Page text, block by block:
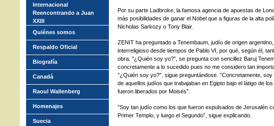
Por su parte Ladbroke, la famosa agencia de apuestas de
más posibilidades de ganar el Nobel que a figuras de la alta
Nicholas Sarkozy o Tony Blair.
ZENIT ha preguntado a Tenembaum, judío de origen
interreligioso desde tiempos de Pablo VI, por qué, según él,
obra. ”¿Quién soy yo?”, se pregunta con sencillez Baruj
concretamente a lo sucedido pues no me considero tan
”¿Quién soy yo?”, sigue preguntándose. ”Concretamente,
de aquellos judíos que trabajaban en Egipto bajo el látigo de
fueron liberados por Moisés”.
”Soy tan judío como los que fueron expulsados de Jerusalén
Primer Templo, y luego el Segundo”, sigue explicando.
Internacional
Reencontrando a Juan
XXIII
Quiénes somos
Respaldo Oficial
Biografía
Canadá
Raoul Wallenberg
Homenajes
Suecia